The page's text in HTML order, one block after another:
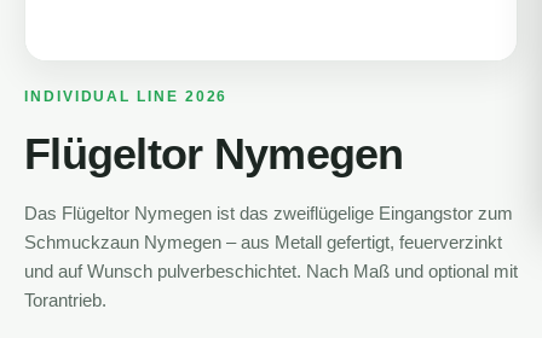
INDIVIDUAL LINE 2026
Flügeltor Nymegen
Das Flügeltor Nymegen ist das zweiflügelige Eingangstor zum
Schmuckzaun Nymegen – aus Metall gefertigt, feuerverzinkt
und auf Wunsch pulverbeschichtet. Nach Maß und optional mit
Torantrieb.